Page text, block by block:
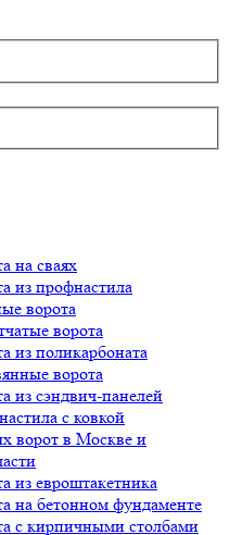
на сваях
из профнастила
ворота
ворота
из поликарбоната
ворота
из сэндвич-панелей
с ковкой
ворот в Москве и
из евроштакетника
на бетонном фундаменте
с кирпичными столбами